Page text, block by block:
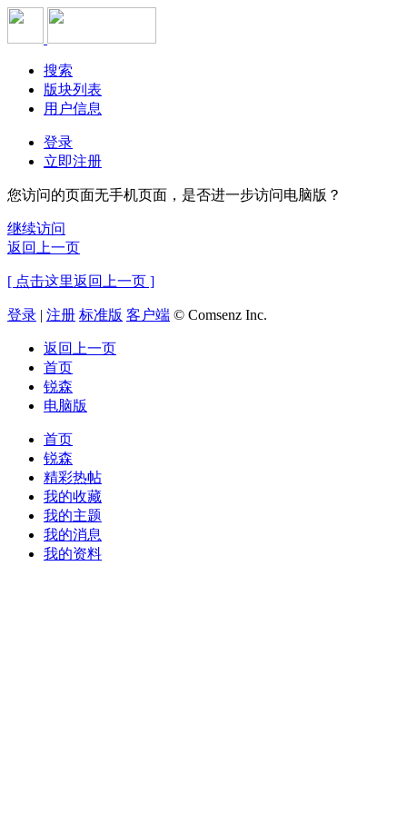
搜索
版块列表
用户信息
登录
立即注册
您访问的页面无手机页面，是否进一步访问电脑版？
继续访问
返回上一页
[ 点击这里返回上一页 ]
登录 | 注册 标准版 客户端 © Comsenz Inc.
返回上一页
首页
锐森
电脑版
首页
锐森
精彩热帖
我的收藏
我的主题
我的消息
我的资料